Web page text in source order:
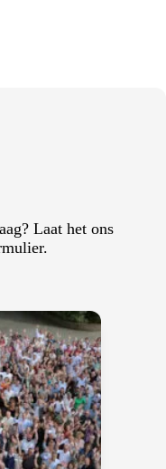
Laat het ons